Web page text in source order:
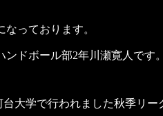
っております。
ンドボール部2年川瀬寛人です。
台大学で行われました秋季リ